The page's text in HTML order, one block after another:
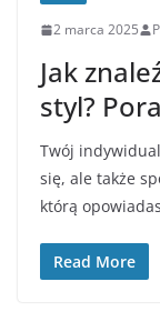
2 marca 2025
Jak
styl?
Twój
się, ale także
którą
Read More